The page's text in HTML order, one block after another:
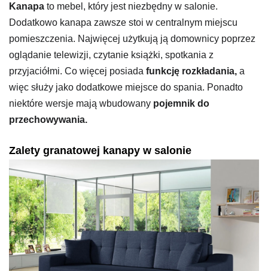
Kanapa to mebel, który jest niezbędny w salonie.
Dodatkowo kanapa zawsze stoi w centralnym miejscu
pomieszczenia. Najwięcej użytkują ją domownicy poprzez
oglądanie telewizji, czytanie książki, spotkania z
przyjaciółmi. Co więcej posiada funkcję rozkładania, a
więc służy jako dodatkowe miejsce do spania. Ponadto
niektóre wersje mają wbudowany pojemnik do
przechowywania.
Zalety granatowej kanapy w salonie